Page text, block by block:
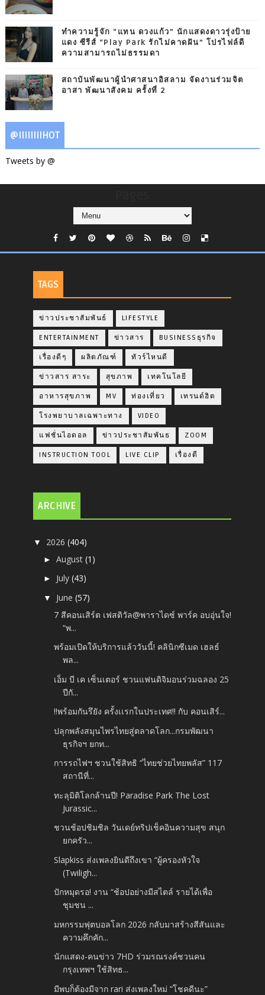
ทำความรู้จัก “แทน ดวงแก้ว” นักแสดงดาวรุ่งป้าย
แดง ซีรีส์ “Play Park รักไม่คาดฝัน” โปรไฟล์ดี
ความสามารถไม่ธรรมดา
สถาบันพัฒนาผู้นำศาสนาอิสลาม จัดงานร่วมจิต
อาสา พัฒนาสังคม ครั้งที่ 2
@IIIIIIIIHOT
Tweets by @
TAGS
ข่าวประชาสัมพันธ์ LIFESTYLE
ENTERTAINMENT ข่าวสาร BUSINESSธุรกิจ
เรื่องดีๆ ผลิตภัณฑ์ ทัวร์ไหนดี
ข่าวสาร สาระ สุขภาพ เทคโนโลยี
อาหารสุขภาพ MV ท่องเที่ยว เทรนด์ฮิต
โรงพยาบาลเฉพาะทาง VIDEO
แฟชั่นไอดอล ข่าวประชาสัมพันธ ZOOM
INSTRUCTION TOOL LIVE CLIP เรื่องดี
ARCHIVE
▼ 2026(404)
►August(1)
► July(43)
▼ June(57)
7 สีคอนเสิร์ต เฟสติวัล@พาราไดซ์ พาร์ค อบอุ่นใจ!
“พ...
พร้อมเปิดให้บริการแล้ววันนี้! คลินิกซีเมด เฮลธ์
พล...
เอ็ม บี เค เซ็นเตอร์ ชวนแฟนดิจิมอนร่วมฉลอง 25
ปีกั...
‼️พร้อมกันรึยัง ครั้งเเรกในประเทศ‼️ กับ คอนเสิร์...
ปลุกพลังสมุนไพรไทยสู่ตลาดโลก...กรมพัฒนา
ธุรกิจฯ ยกท...
การรถไฟฯ ชวนใช้สิทธิ “ไทยช่วยไทยพลัส” 117
สถานีที่...
ทะลุมิติโลกล้านปี! Paradise Park The Lost
Jurassic...
ชวนช้อปชิมชิล วันเดย์ทริปเช็คอินความสุข สนุก
ยกครัว...
Slapkiss ส่งเพลงยินดีถึงเขา “ผู้ครองหัวใจ
(Twiligh...
ปักหมุดรอ! งาน “ช้อปอย่างมีสไตล์ รายได้เพื่อ
ชุมชน ...
มหกรรมฟุตบอลโลก 2026 กลับมาสร้างสีสันและ
ความคึกคัก...
นักแสดง-คนข่าว 7HD ร่วมรณรงค์ชวนคน
กรุงเทพฯ ใช้สิทธ...
มีพบก็ต้องมีจาก rari ส่งเพลงใหม่ “โชคดีนะ”